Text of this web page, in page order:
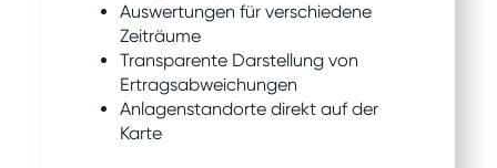
Auswertungen für verschiedene
Zeiträume
Transparente Darstellung von
Ertragsabweichungen
Anlagenstandorte direkt auf der
Karte